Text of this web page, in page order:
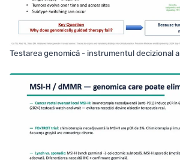
Testarea genomică - instrumentul decizional